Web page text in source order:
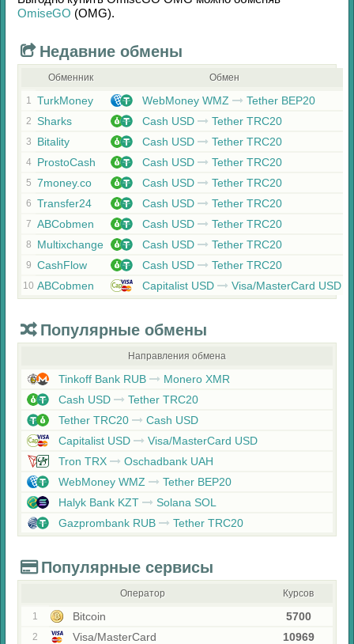
OmiseGO (OMG).
Недавние обмены
Обменник Обмен
1 TurkMoney WebMoney WMZ Tether BEP20
2 Sharks Cash USD Tether TRC20
3 Bitality Cash USD Tether TRC20
4 ProstoCash Cash USD Tether TRC20
5 7money.co Cash USD Tether TRC20
6 Transfer24 Cash USD Tether TRC20
7 ABCobmen Cash USD Tether TRC20
8 Multixchange Cash USD Tether TRC20
9 CashFlow Cash USD Tether TRC20
10 ABCobmen Capitalist USD Visa/MasterCard USD
Популярные обмены
Направления обмена
Tinkoff Bank RUB
Monero XMR
Cash USD
Tether TRC20
Tether TRC20
Cash USD
Capitalist USD
Visa/MasterCard USD
Tron TRX
Oschadbank UAH
WebMoney WMZ
Tether BEP20
Halyk Bank KZT
Solana SOL
Gazprombank RUB
Tether TRC20
Популярные сервисы
Оператор Курсов
1 Bitcoin 5700
2 Visa/MasterCard 10969